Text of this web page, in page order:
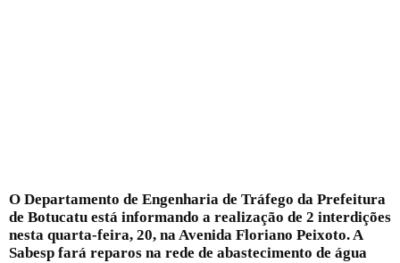
O Departamento de Engenharia de Tráfego da Prefeitura
de Botucatu está informando a realização de 2 interdições
nesta quarta-feira, 20, na Avenida Floriano Peixoto. A
Sabesp fará reparos na rede de abastecimento de água